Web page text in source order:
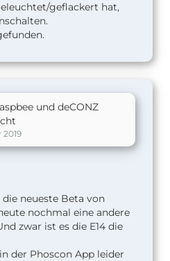
geflackert hat,
und deCONZ
2019
neueste Beta von
nochmal eine andere
zwar ist es die E14 die
der Phoscon App leider